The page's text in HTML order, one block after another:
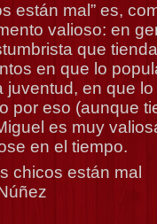
están mal” es,
valioso: en
que
en que lo
juventud, en que
por eso (aunque
es muy
en el tiempo.
chicos están mal